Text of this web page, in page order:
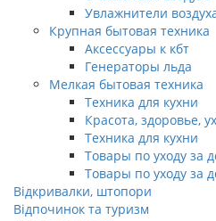
Увлажнители
Крупная бытовая техника
Аксессуары к кбт
Генераторы льда
Мелкая бытовая техника
Техника для кухни
Красота, здоровье,
Техника для кухни
Товары по уходу за
Товары по уходу за
Відкривалки, штопори
Відпочинок та туризм